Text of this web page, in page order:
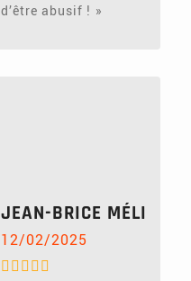
d’être abusif !
JEAN-BRICE MÉLI
12/02/2025